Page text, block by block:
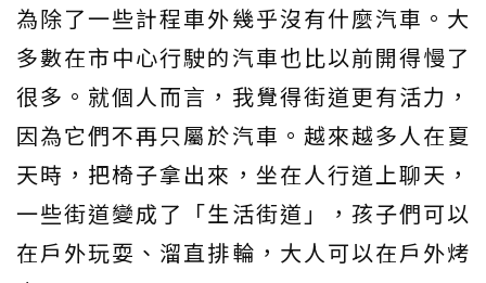
為除了一些計程車外幾乎沒有什麼汽車。大
多數在市中心行駛的汽車也比以前開得慢了
很多。就個人而言，我覺得街道更有活力，
因為它們不再只屬於汽車。越來越多人在夏
天時，把椅子拿出來，坐在人行道上聊天，
一些街道變成了「生活街道」，孩子們可以
在戶外玩耍、溜直排輪，大人可以在戶外烤